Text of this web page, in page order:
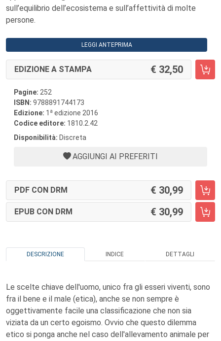
sull’equilibrio dell’ecosistema e sull’affettività di molte
persone.
LEGGI ANTEPRIMA
EDIZIONE A STAMPA 32,50
Pagine: 252
ISBN: 9788891744173
Edizione: 1 a edizione 2016
Codice editore: 1810.2.42
Disponibilità: Discreta
AGGIUNGI AI PREFERITI
PDF CON DRM 30,99
EPUB CON DRM 30,99
DESCRIZIONE INDICE DETTAGLI
Le scelte chiave dell'uomo, unico fra gli esseri viventi, sono
fra il bene e il male (etica), anche se non sempre è
oggettivamente facile una classificazione che non sia
viziata da un certo egoismo. Ovvio che questo dilemma
etico si ponga anche nel caso dell'allevamento animale per